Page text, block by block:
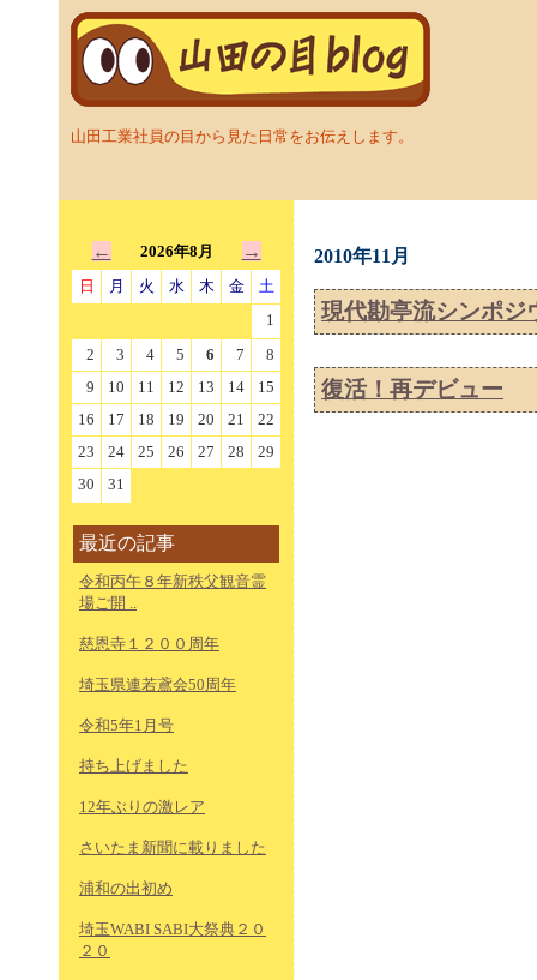
山田工業社員の目から見た日常をお伝えします。
← 2026年8月 →
日 月 火 水 木 金
土
1
2
3 4 5 6 7
8
9
10 11 12 13 14
15
16
17 18 19 20 21
22
23
24 25 26 27 28
29
30
31
最近の記事
令和丙午８年新秩父観音霊
場ご開 ..
慈恩寺１２００周年
埼玉県連若鳶会50周年
令和5年1月号
持ち上げました
12年ぶりの激レア
さいたま新聞に載りました
浦和の出初め
埼玉WABI SABI大祭典２０
２０
2010年11月
現代勘亭流シンポジ
復活！再デビュー